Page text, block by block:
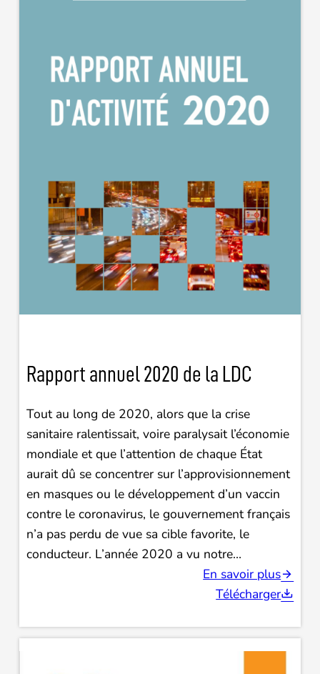
Rapport annuel 2020 de la LDC
Tout au long de 2020, alors que la crise
sanitaire ralentissait, voire paralysait l’économie
mondiale et que l’attention de chaque État
aurait dû se concentrer sur l’approvisionnement
en masques ou le développement d’un vaccin
contre le coronavirus, le gouvernement français
n’a pas perdu de vue sa cible favorite, le
conducteur. L’année 2020 a vu notre…
En savoir plus
Télécharger